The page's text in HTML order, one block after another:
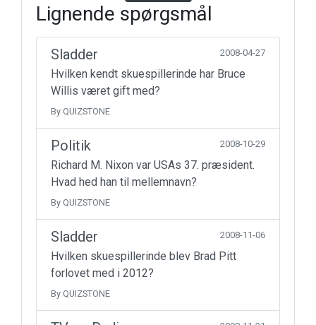
Lignende spørgsmål
Sladder 2008-04-27
Hvilken kendt skuespillerinde har Bruce
Willis været gift med?
By QUIZSTONE
Politik 2008-10-29
Richard M. Nixon var USAs 37. præsident.
Hvad hed han til mellemnavn?
By QUIZSTONE
Sladder 2008-11-06
Hvilken skuespillerinde blev Brad Pitt
forlovet med i 2012?
By QUIZSTONE